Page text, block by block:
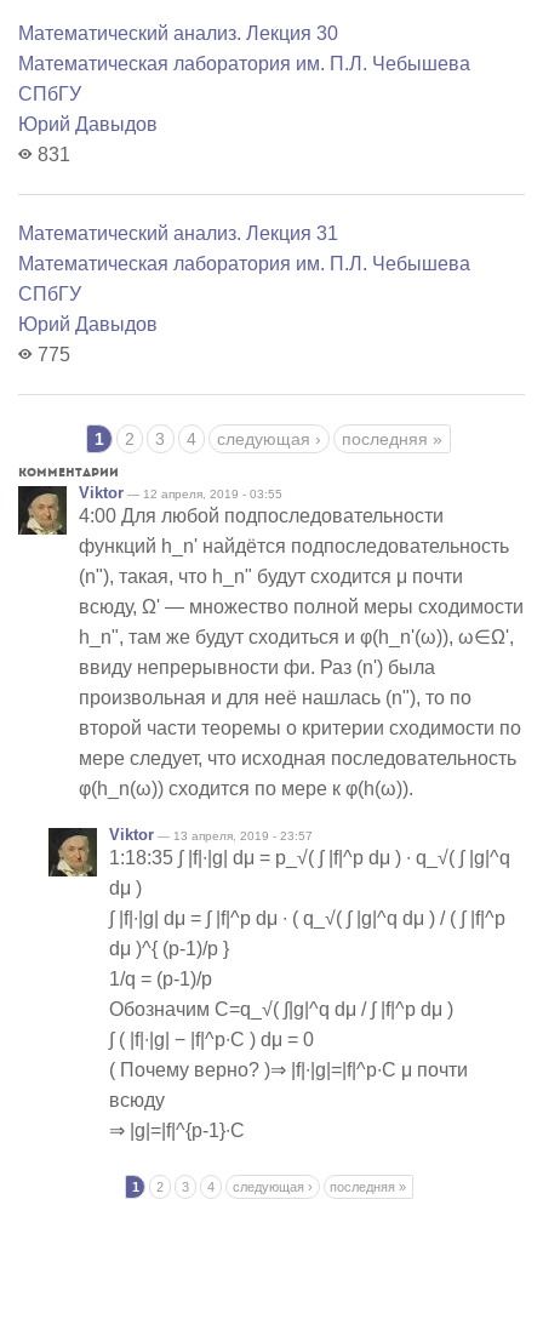
Математический анализ. Лекция 30
Математичеcкая лаборатория им. П.Л. Чебышева
СПбГУ
Юрий Давыдов
831
Математический анализ. Лекция 31
Математичеcкая лаборатория им. П.Л. Чебышева
СПбГУ
Юрий Давыдов
775
Страницы
1 2 3 4 следующая › последняя »
Комментарии
Viktor — 12 апреля, 2019 - 03:55
4:00 Для любой подпоследовательности
функций h_n' найдётся подпоследовательность
(n"), такая, что h_n" будут сходится μ почти
всюду, Ω' — множество полной меры сходимости
h_n", там же будут сходиться и φ(h_n'(ω)), ω∈Ω',
ввиду непрерывности фи. Раз (n') была
произвольная и для неё нашлась (n"), то по
второй части теоремы о критерии сходимости по
мере следует, что исходная последовательность
φ(h_n(ω)) сходится по мере к φ(h(ω)).
Viktor — 13 апреля, 2019 - 23:57
1:18:35 ∫ |f|∙|g| dμ = p_√( ∫ |f|^p dμ ) ∙ q_√( ∫ |g|^q
dμ )
∫ |f|∙|g| dμ = ∫ |f|^p dμ ∙ ( q_√( ∫ |g|^q dμ ) / ( ∫ |f|^p
dμ )^{ (p-1)/p }
1/q = (p-1)/p
Обозначим C=q_√( ∫|g|^q dμ / ∫ |f|^p dμ )
∫ ( |f|∙|g| − |f|^p∙C ) dμ = 0
( Почему верно? )⇒ |f|∙|g|=|f|^p∙C μ почти
всюду
⇒ |g|=|f|^{p-1}∙C
1 2 3 4 следующая › последняя »